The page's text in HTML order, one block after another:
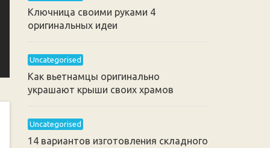
Ключница своими руками 4
оригинальных идеи
Uncategorised
Как вьетнамцы оригинально
украшают крыши своих храмов
Uncategorised
14 вариантов изготовления складного